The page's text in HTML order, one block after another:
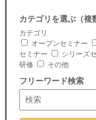
日本人にPR
コンサルティング
リサーチ
セミナー
経済ニュース
カテゴリを選ぶ（複
カテゴリ
オープンセミナー
セミナー
シリーズ
研修
その他
フリーワード検索